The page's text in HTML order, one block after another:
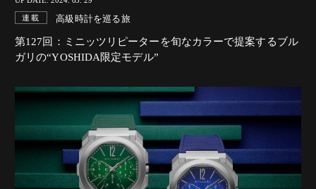
連載 高級時計を巡る旅
第127回：ミニッツリピーターを旬なカラーで提案するブル
ガリの“YOSHIDA限定モデル”